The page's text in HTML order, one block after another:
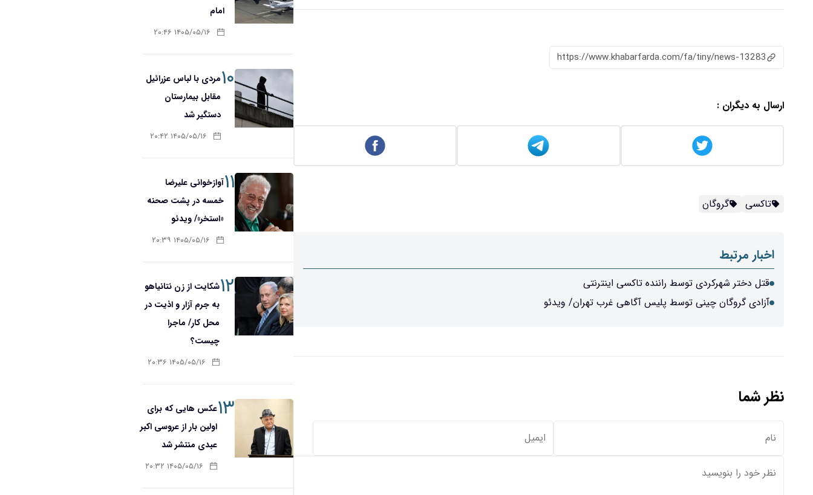
https://www.khabarfarda.com/fa/tiny/news-13283
ارسال به دیگران :
تاکسی گروگان
اخبار مرتبط
قتل دختر شهرکردی توسط راننده تاکسی اینترنتی
آزادی گروگان چینی توسط پلیس آگاهی غرب تهران/ ویدئو
نظر شما
امام
۱۴۰۵/۰۵/۱۶ ۲۰:۴۶
۱۰مردی با لباس عزرائیل
مقابل بیمارستان
دستگیر شد
۱۴۰۵/۰۵/۱۶ ۲۰:۴۲
۱۱آوازخوانی علیرضا
خمسه در پشت صحنه
«استخر»/ ویدئو
۱۴۰۵/۰۵/۱۶ ۲۰:۳۹
۱۲شکایت از زن نتانیاهو
به جرم آزار و اذیت در
محل کار/ ماجرا
چیست؟
۱۴۰۵/۰۵/۱۶ ۲۰:۳۶
۱۳عکس هایی که برای
اولین بار از عروسی اکبر
عبدی منتشر شد
۱۴۰۵/۰۵/۱۶ ۲۰:۳۲